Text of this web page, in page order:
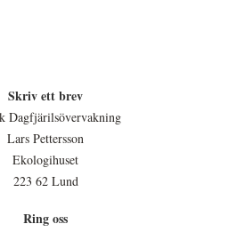
Skriv ett brev
Dagfjärilsövervakning
Lars Pettersson
Ekologihuset
223 62 Lund
Ring oss